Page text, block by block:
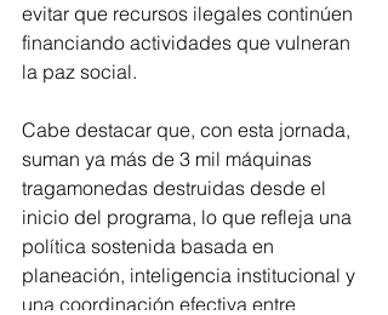
evitar que recursos ilegales continúen
financiando actividades que vulneran
la paz social.
Cabe destacar que, con esta jornada,
suman ya más de 3 mil máquinas
tragamonedas destruidas desde el
inicio del programa, lo que refleja una
política sostenida basada en
planeación, inteligencia institucional y
una coordinación efectiva entre